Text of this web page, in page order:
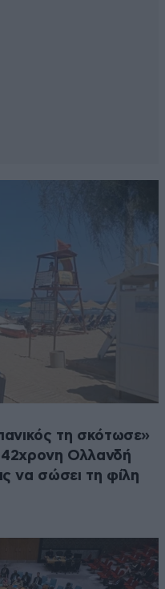
τη σκότωσε»
42χρονη Ολλανδή
να σώσει τη φίλη